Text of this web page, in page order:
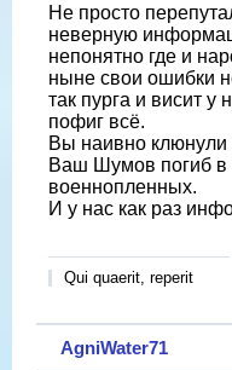
Не просто
неверную
непонятно где и
ныне свои ошибки
так пурга и висит у
пофиг всё.
Вы наивно
Ваш Шумов погиб в
военнопленных.
И у нас как раз
Qui quaerit, reperit
AgniWater71